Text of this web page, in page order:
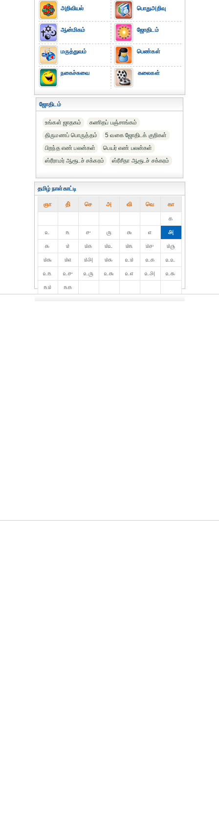
அறிவியல்
ஆன்மிகம்
மருத்துவம்
நகைச்சுவை
பொதுஅறிவு
ஜோதிடம்
பெண்கள்
கலைகள்
ஜோதிடம்
உங்கள் ஜாதகம்
கணிதப் பஞ்சாங்கம்
திருமணப் பொருத்தம்
5 வகை ஜோதிடக் குறிகள்
பிறந்த எண் பலன்கள்
பெயர் எண் பலன்கள்
ஸ்ரீராமர் ஆரூடச் சக்கரம்
ஸ்ரீசீதா ஆரூடச் சக்கரம்
தமிழ் நாள்காட்டி
ஞா தி் செ அ வி வெ கா
௧
௨
௩ ௪ ௫ ௬ ௭
௮
௯
௰ ௰௧ ௰௨ ௰௩ ௰௪
௰௫
௰௬
௰௭ ௰௮ ௰௯ ௨௰ ௨௧
௨௨
௨௩
௨௪ ௨௫ ௨௬ ௨௭ ௨௮
௨௯
௩௰
௩௧